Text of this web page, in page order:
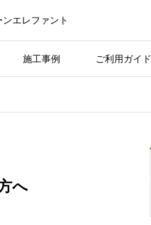
エレファント
施工事例 ご利用ガイド
コラム一覧
へ